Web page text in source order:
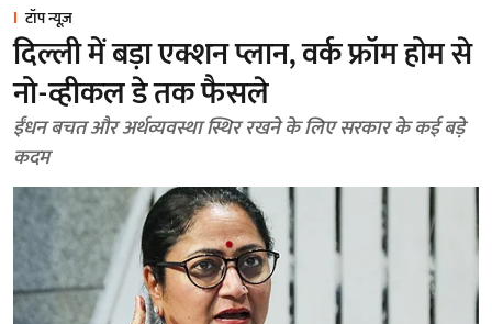
टॉप न्यूज़
दिल्ली में बड़ा एक्शन प्लान, वर्क फ्रॉम होम से
नो-व्हीकल डे तक फैसले
ईंधन बचत और अर्थव्यवस्था स्थिर रखने के लिए सरकार के कई बड़े
कदम